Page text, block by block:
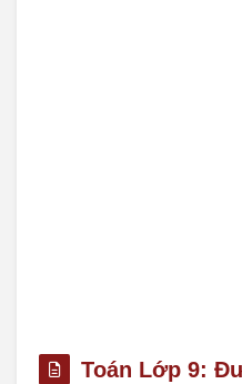
Toán Lớp 9: